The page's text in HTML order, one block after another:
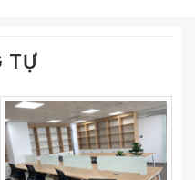
TỰ